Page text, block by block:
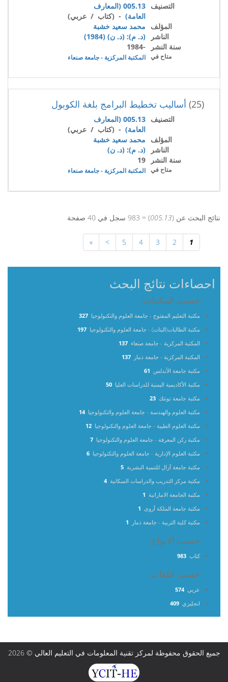
التصنيف
005.13 (المعارف
العامة) - (كتاب / عربي)
المؤلف
محمد سعيد خشبة
الناشر
(د. م): (د. ن) (1984)
سنة النشر
-1984
متاح في المكتبة المركزية - جامعة صنعاء
(25) أساليب تخطيط البرامج بلغة الكوبول
التصنيف
005.13 (المعارف
العامة) - (كتاب / عربي)
المؤلف
محمد سعيد خشبة
الناشر
(د. م): (د. ن)
سنة النشر
19
متاح في المكتبة المركزية - جامعة صنعاء
نتائج البحث عن (005.13) = 983 سجل في 40 صفحة
» > 5 4 3 2 1
احصاءات نتائج البحث
حسب المكتبات:
مكتبة التعليم المفتوح - جامعة العلوم والتكنولوجيا 327
مكتبة الطالبات(البنات) - جامعة العلوم والتكنولوجيا 197
المكتبة المركزية - جامعة صنعاء 137
المكتبة المركزية - جامعة ذمار 137
مكتبة جامعة الأندلس 61
مكتبة الأكاديمية اليمنية للدراسات العليا 50
مكتبة جامعة تونتك 23
مكتبة العلوم والهندسة - جامعة العلوم والتكنولوجيا 14
مكتبة العلوم الطبية - جامعة العلوم والتكنولوجيا 12
مكتبة ركن المعرفة - جامعة العلوم والتكنولوجيا 7
مكتبة العلوم الإدارية - جامعة العلوم والتكنولوجيا 6
مكتبة جامعة آزال للتنمية البشرية 5
مكتبة مركز التدريب والدراسات السكانية 4
مكتبة الجامعة الاماراتية 1
مكتبة جامعة الملكة أروى 1
مكتبة كلية التربية - جامعة ذمار
1
حسب الانواع:
كتاب 983
حسب اللغات:
عربي 574
انجليزي 409
جميع الحقوق محفوظة لمركز تقنية المعلومات في التعليم العالي © 2026